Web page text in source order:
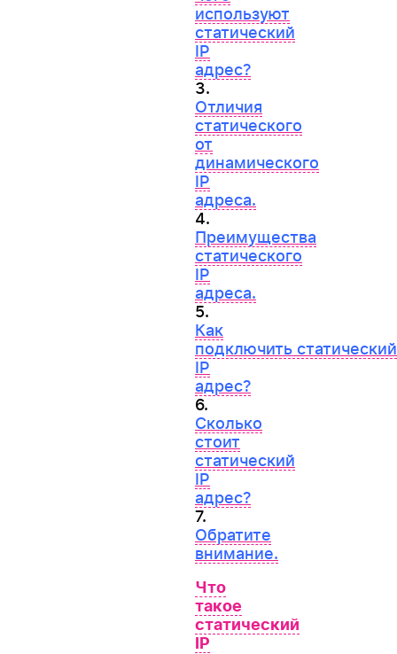
используют
статический
IP
адрес?
3.
Отличия
статического
от
динамического
IP
адреса.
4.
Преимущества
статического
IP
адреса.
5.
Как
подключить статический
IP
адрес?
6.
Сколько
стоит
статический
IP
адрес?
7.
Обратите
внимание.
Что
такое
статический
IP